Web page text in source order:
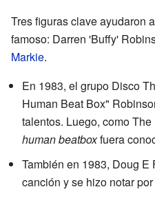
Tres figuras clave ayudaron
famoso: Darren 'Buffy'
Markie.
En 1983, el grupo Disco
Human Beat Box"
talentos. Luego, como
human beatboxfuera
También en 1983, Doug E
canción y se hizo notar